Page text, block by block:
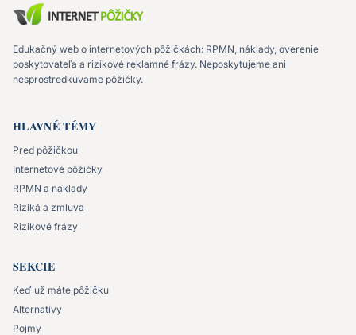
Edukačný web o internetových pôžičkách: RPMN, náklady, overenie
poskytovateľa a rizikové reklamné frázy. Neposkytujeme ani
nesprostredkúvame pôžičky.
HLAVNÉ TÉMY
Pred pôžičkou
Internetové pôžičky
RPMN a náklady
Riziká a zmluva
Rizikové frázy
SEKCIE
Keď už máte pôžičku
Alternatívy
Pojmy